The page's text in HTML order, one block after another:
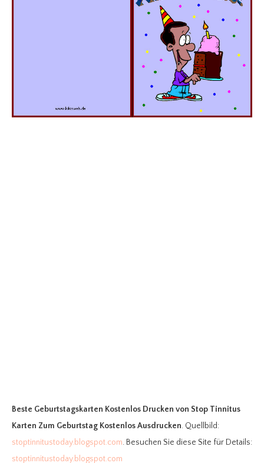
Beste Geburtstagskarten Kostenlos Drucken von Stop Tinnitus
Karten Zum Geburtstag Kostenlos Ausdrucken. Quellbild:
stoptinnitustoday.blogspot.com. Besuchen Sie diese Site für Details:
stoptinnitustoday.blogspot.com